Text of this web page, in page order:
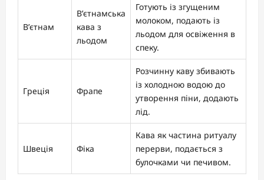
В’єтнам
В’єтнамська
кава з
льодом
Готують із згущеним
молоком, подають із
льодом для освіження в
спеку.
Греція Фрапе
Розчинну каву збивають
із холодною водою до
утворення піни, додають
лід.
Швеція Фіка
Кава як частина ритуалу
перерви, подається з
булочками чи печивом.